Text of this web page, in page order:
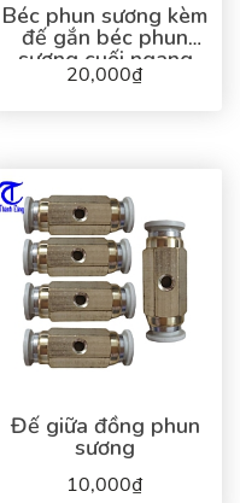
Béc phun sương kèm
đế gắn béc phun
sương cuối ngang
20,000₫
Đế giữa đồng phun
sương
10,000₫